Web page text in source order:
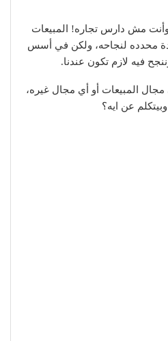
وأنت مش دارس تجاره! المبيعات
محدده لنجاحه، ولكن في أسس
فيه لازم تكون عندنا.
المبيعات أو أي مجال غيره،
عن ايه؟